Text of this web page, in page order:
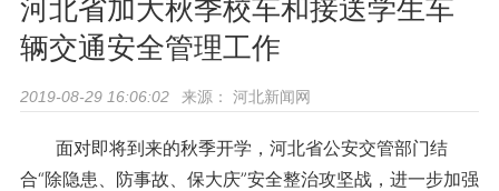
河北省加大秋季校车和接送学生车
辆交通安全管理工作
2019-08-29 16:06:02 来源： 河北新闻网
面对即将到来的秋季开学，河北省公安交管部门结
合“除隐患、防事故、保大庆”安全整治攻坚战，进一步加强